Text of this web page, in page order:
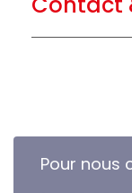
Pour nous